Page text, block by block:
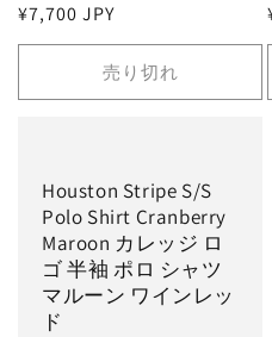
通
常
格
¥7,700 JPY
売り切れ
Houston Stripe S/S
Polo Shirt Cranberry
Maroon カレッジ ロ
ゴ 半袖 ポロ シャツ
マルーン ワインレッ
ド